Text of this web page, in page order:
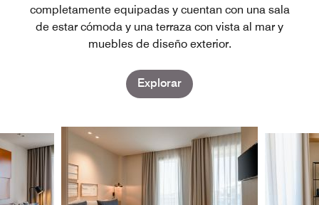
completamente equipadas y cuentan con una sala
de estar cómoda y una terraza con vista al mar y
muebles de diseño exterior.
Explorar